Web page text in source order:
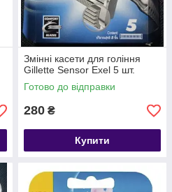
Змінні касети для гоління
Gillette Sensor Exel 5 шт.
Готово до відправки
280 ₴
Купити